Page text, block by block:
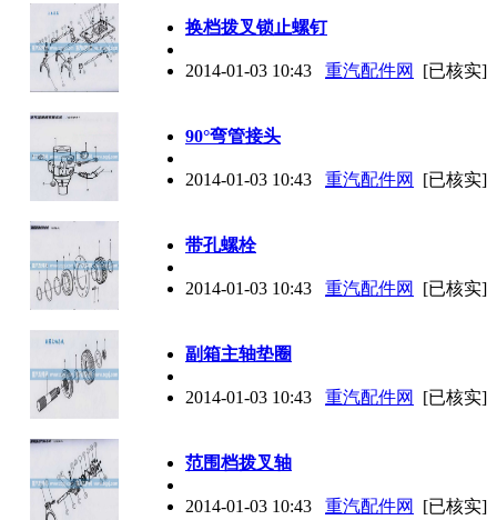
换档拨叉锁止螺钉
2014-01-03 10:43 重汽配件网 [已核实]
90°弯管接头
2014-01-03 10:43 重汽配件网 [已核实]
带孔螺栓
2014-01-03 10:43 重汽配件网 [已核实]
副箱主轴垫圈
2014-01-03 10:43 重汽配件网 [已核实]
范围档拨叉轴
2014-01-03 10:43 重汽配件网 [已核实]